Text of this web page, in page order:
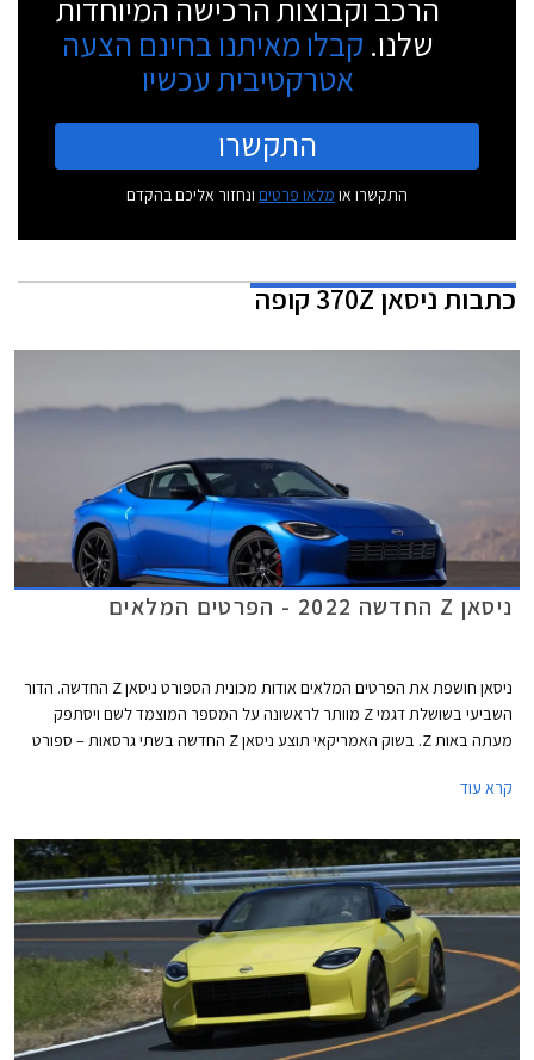
הרכב וקבוצות הרכישה המיוחדות
שלנו. קבלו מאיתנו בחינם הצעה
אטרקטיבית עכשיו
התקשרו
התקשרו או מלאו פרטים ונחזור אליכם בהקדם
כתבותניסאן 370Z קופה
ניסאן Z החדשה 2022 - הפרטים המלאים
ניסאן חושפת את הפרטים המלאים אודות מכונית הספורט ניסאן Z החדשה. הדור
השביעי בשושלת דגמי Z מוותר לראשונה על המספר המוצמד לשם ויסתפק
מעתה באות Z. בשוק האמריקאי תוצע ניסאן Z החדשה בשתי גרסאות – ספורט
קליפרים בצבע צהוב, ותא נוסעים עם עיטורים בצבע צהוב.
קרא עוד